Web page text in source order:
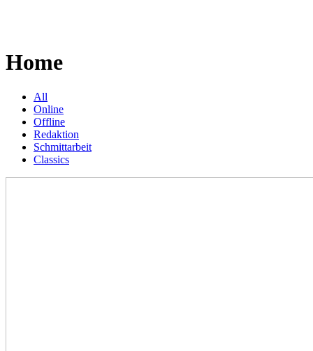
Home
All
Online
Offline
Redaktion
Schmittarbeit
Classics